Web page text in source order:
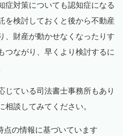
症対策についても認知症になる
を検討しておくと後から不動産
、財産が動かせなくなったりす
つながり、早くより検討するに
じている司法書士事務所もあり
相談してみてください。
点の情報に基づいています